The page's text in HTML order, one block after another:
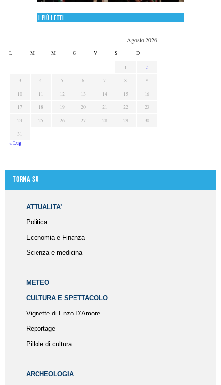
I più letti
Agosto 2026
L M M G V S D
1
2
3
4 5 6 7 8
9
10
11 12 13 14 15
16
17
18 19 20 21 22
23
24
25 26 27 28 29
30
31
« Lug
Torna su
ATTUALITA’
Politica
Economia e Finanza
Scienza e medicina
METEO
CULTURA E SPETTACOLO
Vignette di Enzo D’Amore
Reportage
Pillole di cultura
ARCHEOLOGIA